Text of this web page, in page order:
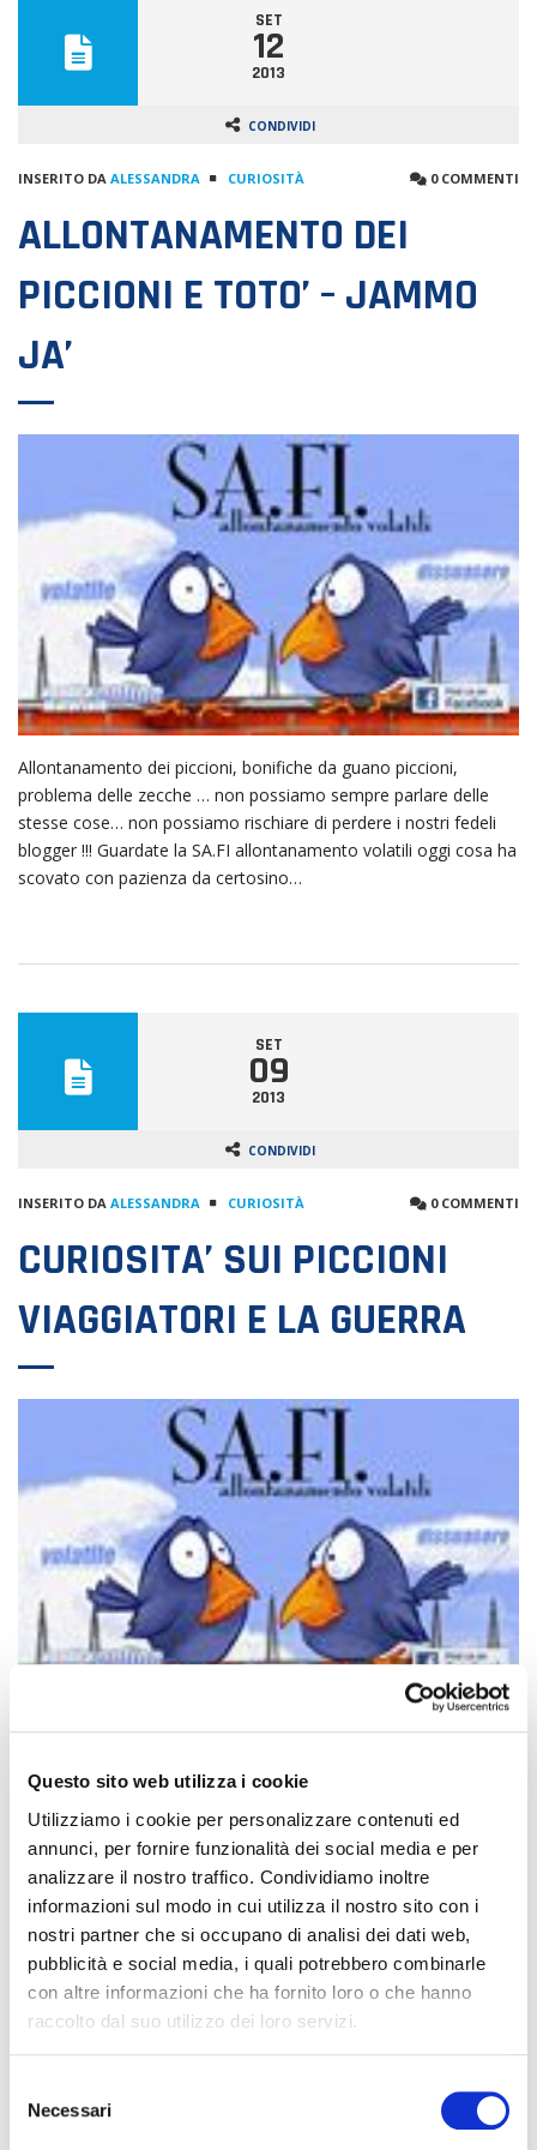
Questo sito web utilizza i cookie
Utilizziamo i cookie per personalizzare contenuti ed
annunci, per fornire funzionalità dei social media e per
analizzare il nostro traffico. Condividiamo inoltre
informazioni sul modo in cui utilizza il nostro sito con i
nostri partner che si occupano di analisi dei dati web,
pubblicità e social media, i quali potrebbero combinarle
con altre informazioni che ha fornito loro o che hanno
raccolto dal suo utilizzo dei loro servizi.
Necessari
SET
12
2013
CONDIVIDI
INSERITO DA ALESSANDRA CURIOSITÀ 0 COMMENTI
ALLONTANAMENTO DEI
PICCIONI E TOTO’ – JAMMO
JA’
Allontanamento dei piccioni, bonifiche da guano piccioni,
problema delle zecche … non possiamo sempre parlare delle
stesse cose… non possiamo rischiare di perdere i nostri fedeli
blogger !!! Guardate la SA.FI allontanamento volatili oggi cosa ha
scovato con pazienza da certosino…
SET
09
2013
CONDIVIDI
INSERITO DA ALESSANDRA CURIOSITÀ 0 COMMENTI
CURIOSITA’ SUI PICCIONI
VIAGGIATORI E LA GUERRA
Oggi la SA.FI allontanamento volatili non vi parlerà ne’ di sistemi
intratterrà pochi secondi con una testimonianza storica del
Dicembre 1931 – ESPERIMENTI SUI PICCIONI VIAGGIATORI
trovata negli archivi storici dello STUDIO…
CERCA